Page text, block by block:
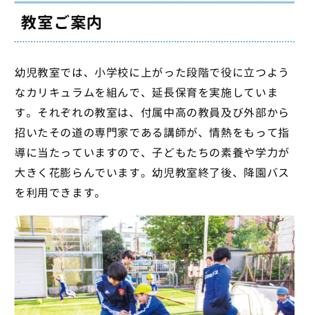
教室ご案内
幼児教室では、小学校に上がった段階で役に立つよう
なカリキュラムを組んで、延長保育を実施していま
す。それぞれの教室は、付属中高の教員及び外部から
招いたその道の専門家である講師が、情熱をもって指
導に当たっていますので、子どもたちの素養や学力が
大きく花膨らんでいます。幼児教室終了後、降園バス
を利用できます。